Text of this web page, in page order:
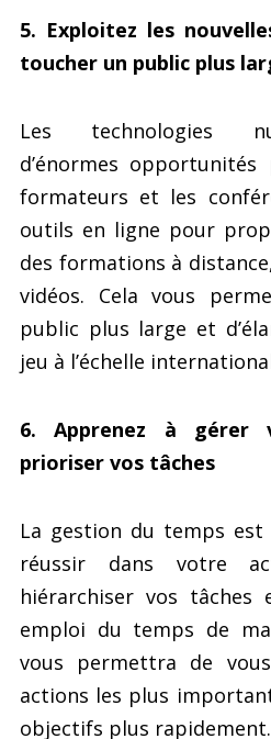
5. Exploitez les
toucher un public plus
Les technologies
d’énormes
formateurs et les
outils en ligne pour
des formations à
vidéos. Cela vous
public plus large et
jeu à l’échelle
6. Apprenez à
prioriser vos tâches
La gestion du temps
réussir dans votre
hiérarchiser vos
emploi du temps de
vous permettra de
actions les plus
objectifs plus rapidement.